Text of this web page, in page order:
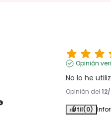
Opinión
No lo he
Opinión del
Útil(0)